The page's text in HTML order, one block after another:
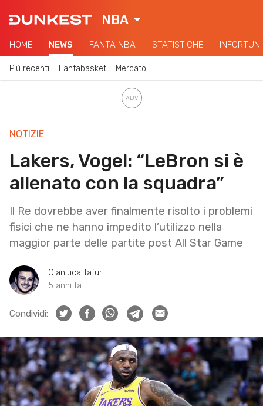
NBA
HOME NEWS FANTA NBA STATISTICHE INFORTUNI
Più recenti Fantabasket Mercato
NOTIZIE
Lakers, Vogel: “LeBron si è
allenato con la squadra”
Il Re dovrebbe aver finalmente risolto i problemi
fisici che ne hanno impedito l’utilizzo nella
maggior parte delle partite post All Star Game
Gianluca Tafuri
5 anni fa
Condividi: